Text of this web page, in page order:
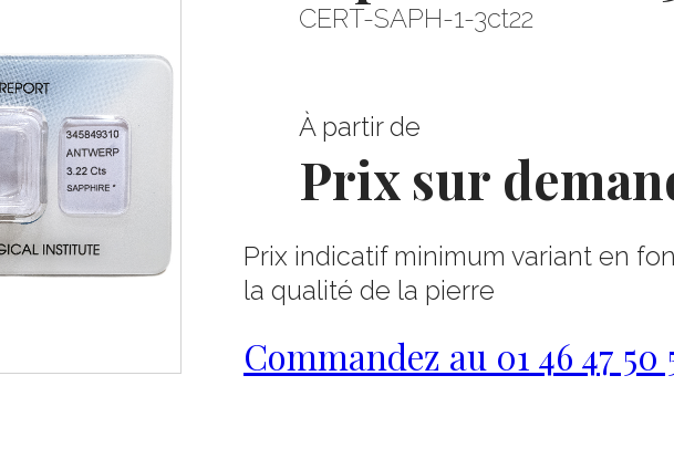
CERT-SAPH-1-3ct22
À partir de
Prix sur
Prix indicatif minimum variant en
la qualité de la pierre
Commandez au 01 46 47 50